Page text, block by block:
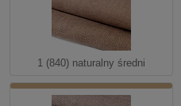
1 (840) naturalny średni